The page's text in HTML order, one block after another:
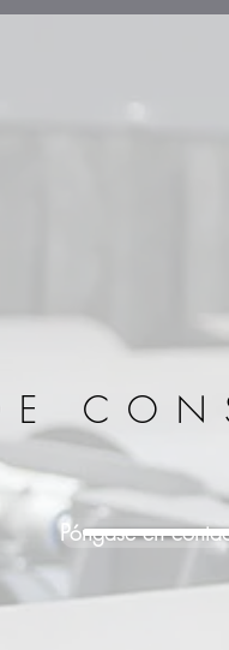
Póngase en